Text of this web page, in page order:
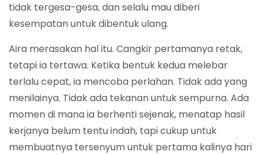
tidak tergesa-gesa, dan selalu mau diberi
kesempatan untuk dibentuk ulang.
Aira merasakan hal itu. Cangkir pertamanya retak,
tetapi ia tertawa. Ketika bentuk kedua melebar
terlalu cepat, ia mencoba perlahan. Tidak ada yang
menilainya. Tidak ada tekanan untuk sempurna. Ada
momen di mana ia berhenti sejenak, menatap hasil
kerjanya belum tentu indah, tapi cukup untuk
membuatnya tersenyum untuk pertama kalinya hari